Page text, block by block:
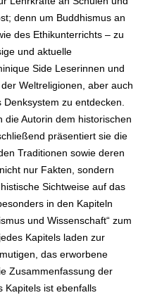
denn um Buddhismus an
des Ethikunterrichts – zu
und aktuelle
Side Leserinnen und
Weltreligionen, aber auch
zu entdecken.
die Autorin dem historischen
präsentiert sie die
Traditionen sowie deren
nur Fakten, sondern
Sichtweise auf das
in den Kapiteln
und Wissenschaft“ zum
Kapitels laden zur
das erworbene
Zusammenfassung der
Kapitels ist ebenfalls